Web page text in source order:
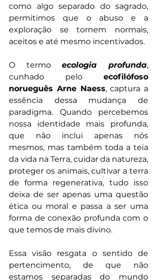
como algo separado do sagrado,
permitimos que o abuso e a
exploração se tornem normais,
aceitos e até mesmo incentivados.
O termo ecologia profunda,
cunhado pelo ecofilófoso
norueguês Arne Naess, captura a
essência dessa mudança de
paradigma. Quando percebemos
nossa identidade mais profunda,
que não inclui apenas nós
mesmos, mas também toda a teia
da vida na Terra, cuidar da natureza,
proteger os animais, cultivar a terra
de forma regenerativa, tudo isso
deixa de ser apenas uma questão
ética ou moral e passa a ser uma
forma de conexão profunda com o
que temos de mais divino.
Essa visão resgata o sentido de
pertencimento, de que não
estamos separadas do mundo